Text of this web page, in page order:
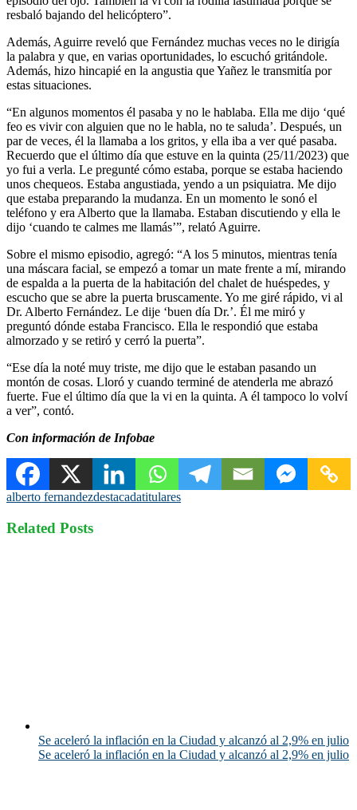
resbaló bajando del helicóptero”.
Además, Aguirre reveló que Fernández muchas veces no le dirigía
la palabra y que, en varias oportunidades, lo escuchó gritándole.
Además, hizo hincapié en la angustia que Yañez le transmitía por
estas situaciones.
“En algunos momentos él pasaba y no le hablaba. Ella me dijo ‘qué
feo es vivir con alguien que no le habla, no te saluda’. Después, un
par de veces, él la llamaba a los gritos, y ella iba a ver qué pasaba.
Recuerdo que el último día que estuve en la quinta (25/11/2023) que
yo fui a verla. Le pregunté cómo estaba, porque se estaba haciendo
unos chequeos. Estaba angustiada, yendo a un psiquiatra. Me dijo
que estaba preparando la mudanza. En un momento le sonó el
teléfono y era Alberto que la llamaba. Estaban discutiendo y ella le
dijo ‘cuando te calmes me llamás’”, relató Aguirre.
Sobre el mismo episodio, agregó: “A los 5 minutos, mientras tenía
una máscara facial, se empezó a tomar un mate frente a mí, mirando
de espalda a la puerta de la habitación del chalet de huéspedes, y
escucho que se abre la puerta bruscamente. Yo me giré rápido, vi al
Dr. Alberto Fernández. Le dije ‘buen día Dr.’. Él me miró y
preguntó dónde estaba Francisco. Ella le respondió que estaba
almorzado y se retiró y cerró la puerta”.
“Ese día la noté muy triste, me dijo que le estaban pasando un
montón de cosas. Lloró y cuando terminé de atenderla me abrazó
fuerte. Fue el último día que la vi en la quinta. A él tampoco lo volví
a ver”, contó.
Con información de Infobae
alberto fernandezdestacadatitulares
Related Posts
Se aceleró la inflación en la Ciudad y alcanzó al 2,9% en julio
Se aceleró la inflación en la Ciudad y alcanzó al 2,9% en julio